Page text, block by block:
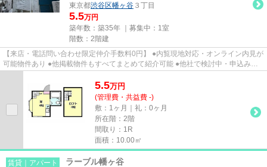
東京都渋谷区幡ヶ谷 ３丁目
5.5万円
築年数：築35年 ｜募集中： 1室
階数：2階建
【来店・電話問い合わせ限定仲介手数料0円】 ●内覧現地対応・オンライン内見が
可能物件あり ●他掲載物件もすべてまとめて紹介可能 ●他社で検討中・申込み済
5.5万円
(管理費・共益費 -)
敷：1ヶ月｜礼：0ヶ月
所在階：2階
間取り：1R
面積：10.00㎡
賃貸｜アパート ラーブル幡ヶ谷